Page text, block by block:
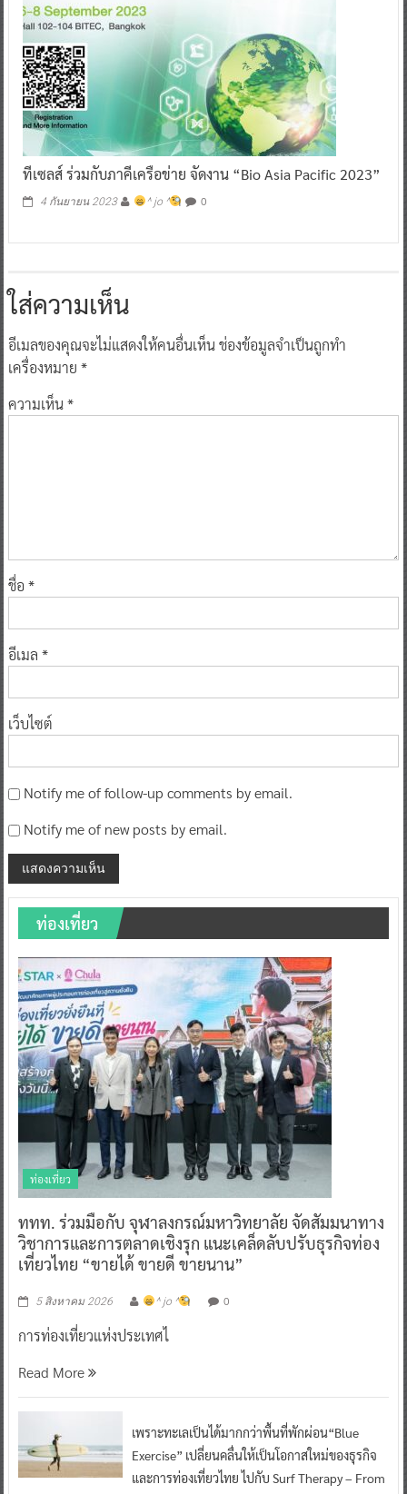
ทีเซลส์ ร่วมกับภาคีเครือข่าย จัดงาน “Bio Asia Pacific 2023”
4 กันยายน 2023 ^ jo ^ 0
ใส่ความเห็น
อีเมลของคุณจะไม่แสดงให้คนอื่นเห็นช่องข้อมูลจำเป็นถูกทำ
เครื่องหมาย *
ความเห็น*
ชื่อ *
อีเมล *
เว็บไซต์
Notify me of follow-up comments by email.
Notify me of new posts by email.
ท่องเที่ยว
ท่องเที่ยว
ททท. ร่วมมือกับ จุฬาลงกรณ์มหาวิทยาลัย จัดสัมมนาทาง
วิชาการและการตลาดเชิงรุก แนะเคล็ดลับปรับธุรกิจท่อง
เที่ยวไทย “ขายได้ ขายดี ขายนาน”
5 สิงหาคม 2026 ^ jo ^ 0
การท่องเที่ยวแห่งประเทศไ
Read More
เพราะทะเลเป็นได้มากกว่าพื้นที่พักผ่อน“Blue
Exercise” เปลี่ยนคลื่นให้เป็นโอกาสใหม่ของธุรกิจ
และการท่องเที่ยวไทย ไปกับ Surf Therapy – From